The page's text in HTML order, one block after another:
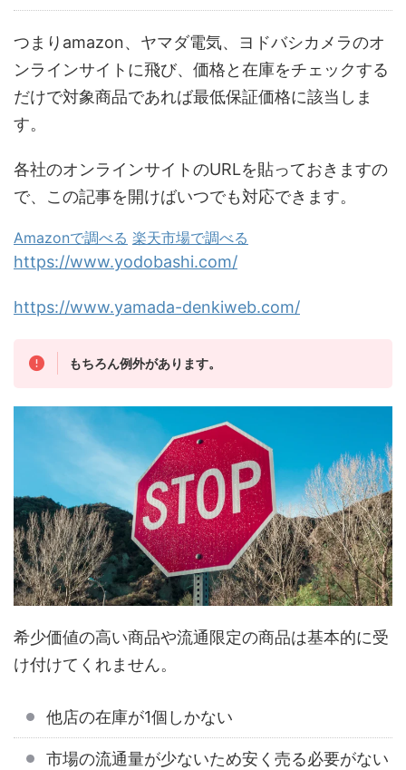
つまりamazon、ヤマダ電気、ヨドバシカメラのオ
ンラインサイトに飛び、価格と在庫をチェックする
だけで対象商品であれば最低保証価格に該当しま
す。
各社のオンラインサイトのURLを貼っておきますの
で、この記事を開けばいつでも対応できます。
Amazonで調べる 楽天市場で調べる
https://www.yodobashi.com/
https://www.yamada-denkiweb.com/
もちろん例外があります。
希少価値の高い商品や流通限定の商品は基本的に受
け付けてくれません。
他店の在庫が1個しかない
市場の流通量が少ないため安く売る必要がない